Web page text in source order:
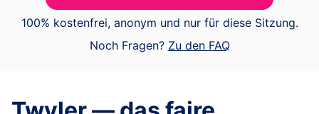
100% kostenfrei, anonym und nur für diese Sitzung.
Noch Fragen? Zu den FAQ